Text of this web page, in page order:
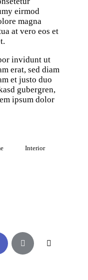
eirmod
magna
at vero eos et
invidunt ut
erat, sed diam
et justo duo
gubergren,
ipsum dolor
Interior